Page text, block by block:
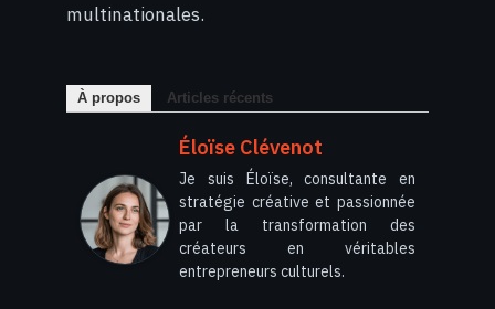
multinationales.
À propos Articles récents
Éloïse Clévenot
Je suis Éloïse, consultante en
stratégie créative et passionnée
par la transformation des
créateurs en véritables
entrepreneurs culturels.